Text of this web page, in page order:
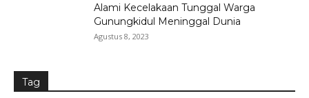
Alami Kecelakaan Tunggal Warga
Gunungkidul Meninggal Dunia
Agustus 8, 2023
Tag